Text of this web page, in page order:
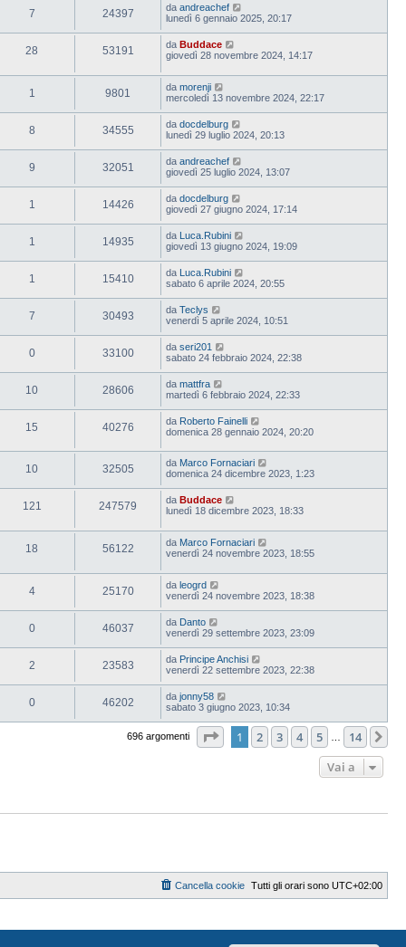
7 24397 da andreachef
lunedì 6 gennaio 2025, 20:17
28 53191 da Buddace
giovedì 28 novembre 2024, 14:17
1 9801 da morenji
mercoledì 13 novembre 2024, 22:17
8 34555 da docdelburg
lunedì 29 luglio 2024, 20:13
9 32051 da andreachef
giovedì 25 luglio 2024, 13:07
1 14426 da docdelburg
giovedì 27 giugno 2024, 17:14
1 14935 da Luca.Rubini
giovedì 13 giugno 2024, 19:09
1 15410 da Luca.Rubini
sabato 6 aprile 2024, 20:55
7 30493 da Teclys
venerdì 5 aprile 2024, 10:51
0 33100 da seri201
sabato 24 febbraio 2024, 22:38
10 28606 da mattfra
martedì 6 febbraio 2024, 22:33
15 40276 da Roberto Fainelli
domenica 28 gennaio 2024, 20:20
10 32505 da Marco Fornaciari
domenica 24 dicembre 2023, 1:23
121 247579 da Buddace
lunedì 18 dicembre 2023, 18:33
18 56122 da Marco Fornaciari
venerdì 24 novembre 2023, 18:55
4 25170 da leogrd
venerdì 24 novembre 2023, 18:38
0 46037 da Danto
venerdì 29 settembre 2023, 23:09
2 23583 da Principe Anchisi
venerdì 22 settembre 2023, 22:38
0 46202 da jonny58
sabato 3 giugno 2023, 10:34
696 argomenti Pagina1 di
1 2 3 4 5 14
Vai a
Tutti gli orari sono UTC+02:00
Cancella cookie